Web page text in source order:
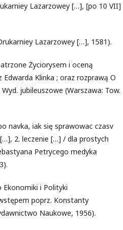
Lazarzowey […], [po 10 VII]
Lazarzowey […], 1581).
Życiorysem i oceną
Klinka ; oraz rozprawą O
jubileuszowe (Warszawa: Tow.
navka, iak się sprawowac czasv
2. leczenie […] / dla prostych
Petrycego medyka
Ekonomiki i Polityki
poprz. Konstanty
Naukowe, 1956).